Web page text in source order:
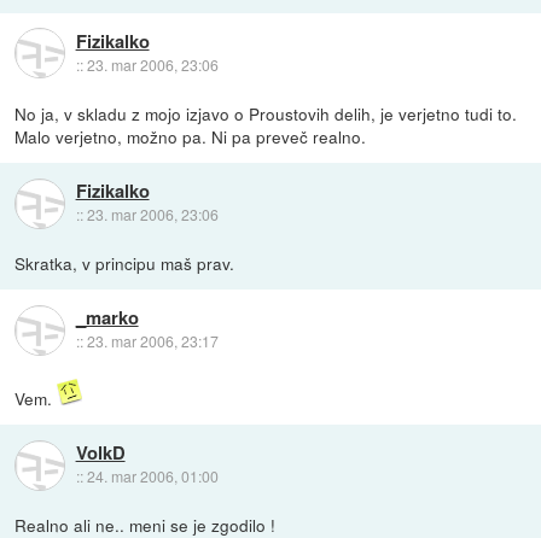
Fizikalko
::23. mar 2006, 23:06
No ja, v skladu z mojo izjavo o Proustovih delih, je verjetno tudi to.
Malo verjetno, možno pa. Ni pa preveč realno.
Fizikalko
::23. mar 2006, 23:06
Skratka, v principu maš prav.
_marko
::23. mar 2006, 23:17
Vem.
VolkD
::24. mar 2006, 01:00
Realno ali ne.. meni se je zgodilo !